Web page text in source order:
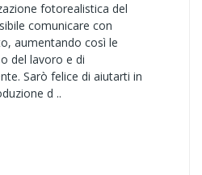
fotorealistica del
comunicare con
aumentando così le
del lavoro e di
Sarò felice di aiutarti in
d ..